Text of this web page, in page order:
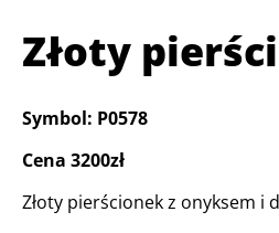
Złoty
Symbol: P0578
Cena 3200zł
Złoty pierścionek z onyksem i